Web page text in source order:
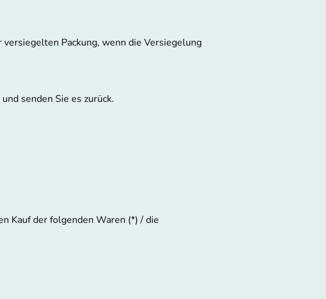
Packung, wenn die Versiegelung
senden Sie es zurück.
Kauf der folgenden Waren (*) / die